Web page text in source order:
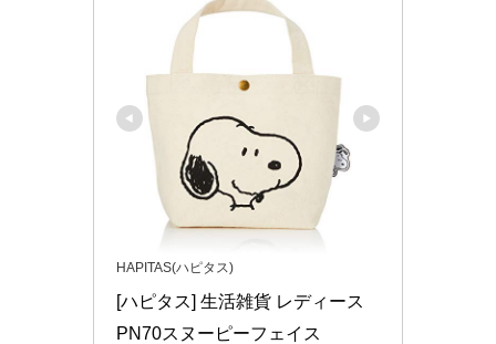
HAPITAS(ハピタス)
[ハピタス] 生活雑貨 レディース
PN70スヌーピーフェイス